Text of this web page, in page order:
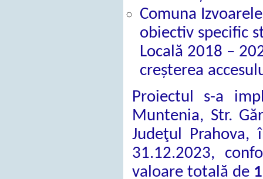
Comuna
obiectiv specific
Locală 2018 –
creșterea
Proiectul s-a
Muntenia, Str.
Judeţul Prahova,
31.12.2023,
valoare totală de